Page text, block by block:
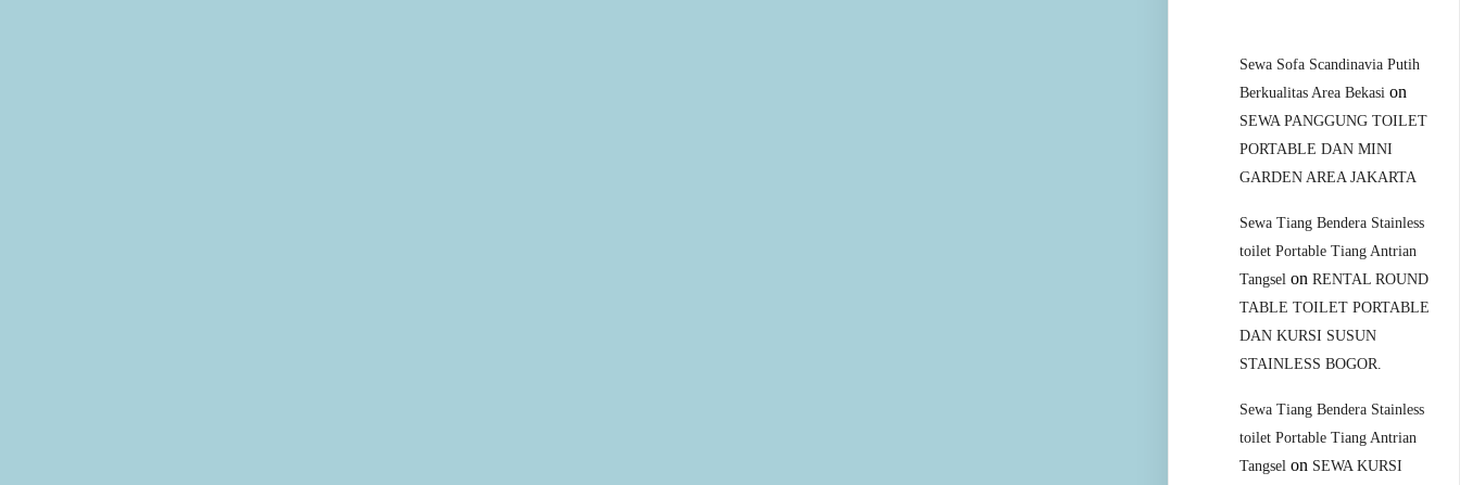
Sewa Sofa Scandinavia Putih
Berkualitas Area Bekasi on
SEWA PANGGUNG TOILET
PORTABLE DAN MINI
GARDEN AREA JAKARTA
Sewa Tiang Bendera Stainless
toilet Portable Tiang Antrian
Tangsel onRENTAL ROUND
TABLE TOILET PORTABLE
DAN KURSI SUSUN
STAINLESS BOGOR.
Sewa Tiang Bendera Stainless
toilet Portable Tiang Antrian
Tangsel on SEWA KURSI